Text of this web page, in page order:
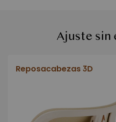
Ajuste sin
Reposacabezas 3D